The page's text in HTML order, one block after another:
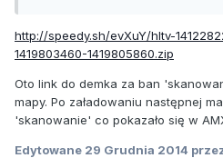
http://speedy.sh/evXuY/hltv-
1419803460-1419805860.zip
Oto link do demka za ban
mapy. Po załadowaniu następnej
'skanowanie' co pokazało się w
Edytowane 29 Grudnia 2014